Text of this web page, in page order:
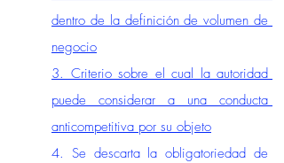
dentro de la definición de volumen de
negocio
3. Criterio sobre el cual la autoridad
puede considerar a una conducta
anticompetitiva por su objeto
4. Se descarta la obligatoriedad de